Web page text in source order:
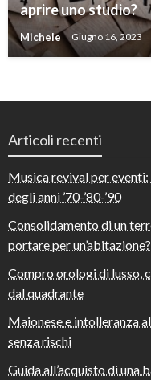
aprire uno studio?
Michele Giugno 16, 2023
Articoli recenti
Musica revival per
degli anni ’70-’80-’90
Consolidamento di un
portare per un’abitazione?
Compro orologi di lusso,
dal quadrante
Maionese e intolleranza
senza rischi
Guida all’acquisto di una